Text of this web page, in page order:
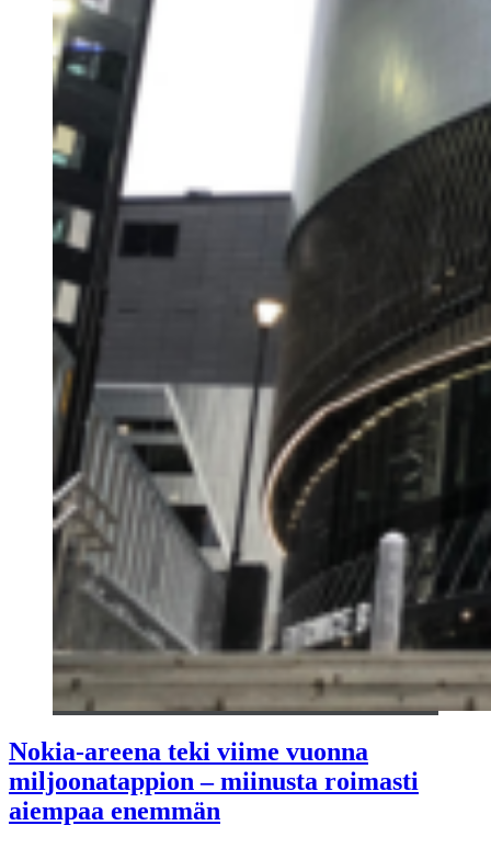
Nokia-areena teki viime vuonna
miljoonatappion – miinusta roimasti
aiempaa enemmän